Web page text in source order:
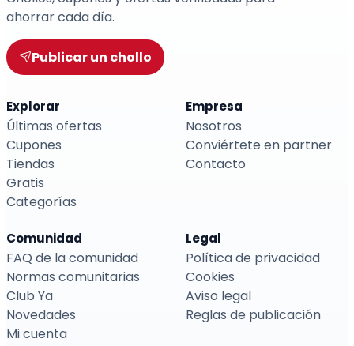
ahorrar cada día.
Publicar un chollo
Explorar
Últimas ofertas
Cupones
Tiendas
Gratis
Categorías
Empresa
Nosotros
Conviértete en partner
Contacto
Comunidad
FAQ de la comunidad
Normas comunitarias
Club Ya
Novedades
Mi cuenta
Legal
Política de privacidad
Cookies
Aviso legal
Reglas de publicación